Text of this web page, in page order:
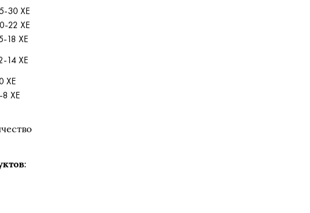
30 ХЕ
22 ХЕ
18 ХЕ
14 ХЕ
ХЕ
8 ХЕ
: